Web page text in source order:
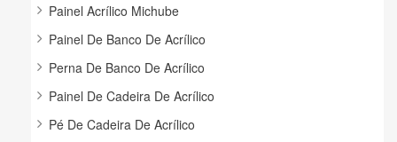
Painel Acrílico Michube
Painel De Banco De Acrílico
Perna De Banco De Acrílico
Painel De Cadeira De Acrílico
Pé De Cadeira De Acrílico